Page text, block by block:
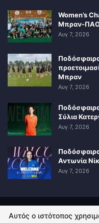
Women’s
Μπραν-
Αυγ 7, 2026
Μπραν
Αυγ 7, 2026
Σύλια
Αυγ 7, 2026
Αντωνία
Αυγ 7, 2026
ΠΟΛΙΤΙΚΗ
Αυτός ο ιστότοπος